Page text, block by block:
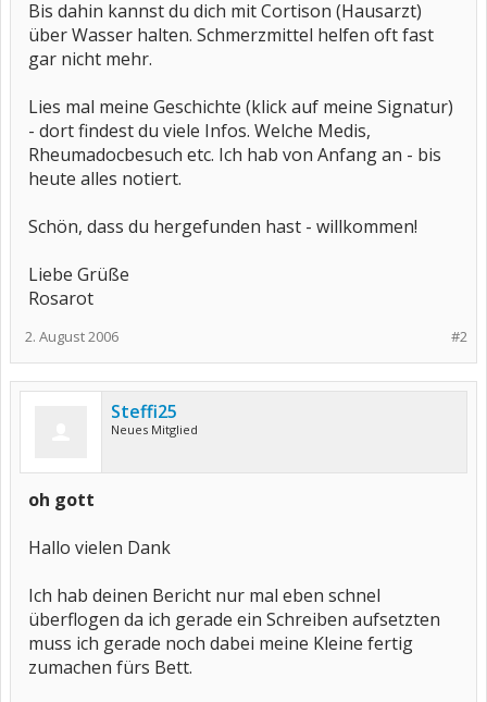
Bis dahin kannst du dich mit Cortison (Hausarzt)
über Wasser halten. Schmerzmittel helfen oft fast
gar nicht mehr.
Lies mal meine Geschichte (klick auf meine Signatur)
- dort findest du viele Infos. Welche Medis,
Rheumadocbesuch etc. Ich hab von Anfang an - bis
heute alles notiert.
Schön, dass du hergefunden hast - willkommen!
Liebe Grüße
Rosarot
#2
2. August 2006
Steffi25
Neues Mitglied
oh gott
Hallo vielen Dank
Ich hab deinen Bericht nur mal eben schnel
überflogen da ich gerade ein Schreiben aufsetzten
muss ich gerade noch dabei meine Kleine fertig
zumachen fürs Bett.